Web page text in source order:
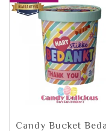
Candy Bucket